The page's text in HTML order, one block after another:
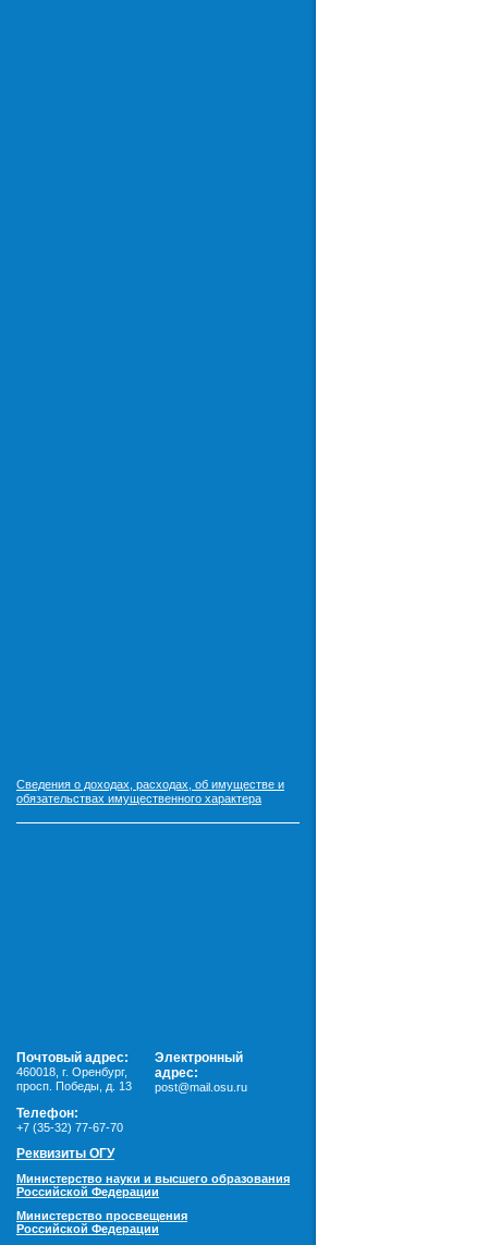
Сведения о доходах, расходах, об имуществе и
обязательствах имущественного характера
Почтовый адрес:
460018 г. Оренбург,
просп. Победы, д. 13
Электронный
адрес:
post@mail.osu.ru
Телефон:
+7 (35-32) 77-67-70
Реквизиты ОГУ
Министерство науки и высшего образования
Российской Федерации
Министерство просвещения
Российской Федерации